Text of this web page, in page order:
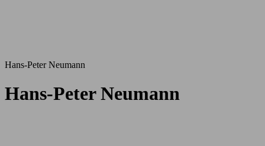
Hans-Peter Neumann
Hans-Peter Neumann